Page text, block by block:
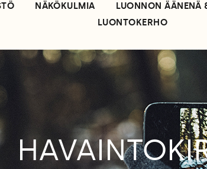
NÄKÖKULMIA LUONNON ÄÄNENÄ
LUONTOKERHO